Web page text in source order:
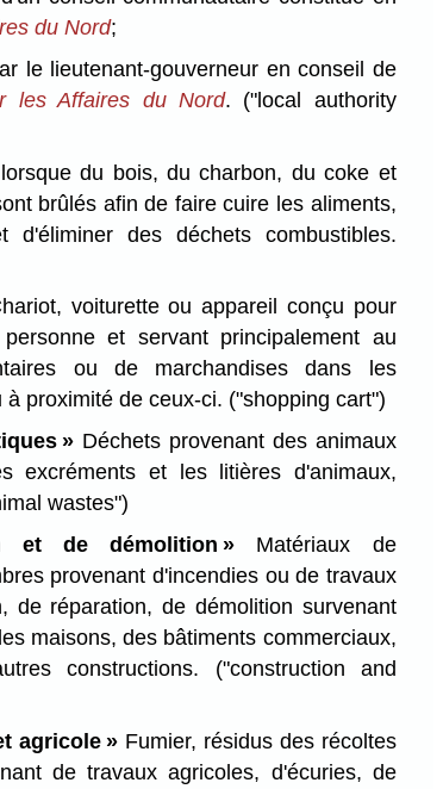
du Nord;
le lieutenant-gouverneur en conseil de
les Affaires du Nord. ("local authority
du bois, du charbon, du coke et
brûlés afin de faire cuire les aliments,
des déchets combustibles.
voiturette ou appareil conçu pour
et servant principalement au
ou de marchandises dans les
proximité de ceux-ci. ("shopping cart")
»Déchets provenant des animaux
excréments et les litières d'animaux,
wastes")
et de démolition » Matériaux de
provenant d'incendies ou de travaux
de réparation, de démolition survenant
maisons, des bâtiments commerciaux,
constructions. ("construction and
agricole » Fumier, résidus des récoltes
de travaux agricoles, d'écuries, de